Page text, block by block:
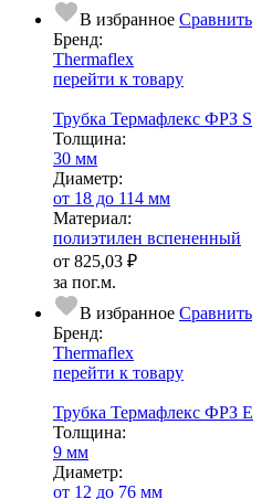
В избранное Сравнить
Бренд:
Thermaflex
перейти к товару
Трубка Термафлекс ФРЗ S
Тол­щи­на:
30 мм
Диаметр:
от 18 до 114 мм
Ма­­те­­ри­­ал:
полиэтилен вспененный
от 825,03 ₽
за пог.м.
В избранное Сравнить
Бренд:
Thermaflex
перейти к товару
Трубка Термафлекс ФРЗ Е
Тол­щи­на:
9 мм
Диаметр:
от 12 до 76 мм